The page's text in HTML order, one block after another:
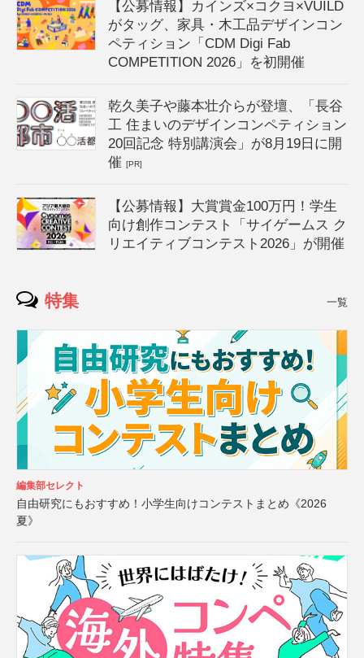
【公募情報】カインズ×コクヨ×VUILD
がタッグ、家具・木工品デザインコン
ペティション「CDM Digi Fab
COMPETITION 2026」を初開催
乾久美子や藤本壮介らが登壇、「長谷
工 住まいのデザインコンペティション
20回記念 特別講演会」が8月19日に開
催[PR]
【公募情報】大賞賞金100万円！学生
向け創作コンテスト「サイゲームス ク
リエイティブコンテスト2026」が開催
特集 一覧
編集部セレクト
自由研究にもおすすめ！小学生向けコンテストまとめ《2026
夏》